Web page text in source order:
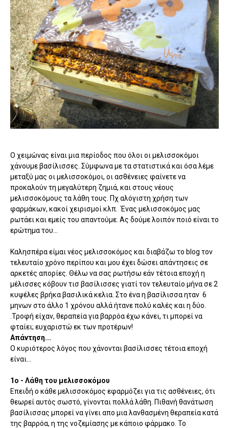
Ο χειμώνας είναι μια περίοδος που όλοι οι μελισσοκόμοι
χάνουμε βασίλισσες. Σύμφωνα με τα στατιστικά και όσα λέμε
μεταξύ μας οι μελισσοκόμοι, οι ασθένειες φαίνετε να
προκαλούν τη μεγαλύτερη ζημιά, και στους νέους
μελισσοκόμους τα λάθη τους. Πχ αλόγιστη χρήση των
φαρμάκων, κακοί χειρισμοί κλπ. Ένας μελισσοκόμος μας
ρωτάει και εμείς του απαντούμε. Ας δούμε λοιπόν ποιό είναι το
ερώτημα του...
Καλησπέρα είμαι νέος μελισσοκόμος και διαβάζω το blog τον
τελευταίο χρόνο περίπου και μου έχει δώσει απάντησεις σε
αρκετές απορίες. Θέλω να σας ρωτήσω εάν τέτοια εποχή η
μέλισσες κόβουν τισ βασίλισσες γιατί τον τελευταίο μήνα σε 2
κυψέλες βρήκα βασιλικά κελια. Στο ένα η βασίλισσα ηταν 6
μηνων στο άλλο 1 χρόνου αλλά ήτανε πολύ καλές και η δύο.
.Τροφή είχαν, θεραπεία για βαρρόα έχω κάνει, τι μπορεί να
φταίει; ευχαριστώ εκ των προτέρων!
Απάντηση...
Ο κυριότερος λόγος που χάνονται βασίλισσες τέτοια εποχή
είναι...
1ο - Λάθη του μελισσοκόμου
Επειδή ο κάθε μελισσοκόμος εφαρμόζει για τις ασθένειες, ότι
θεωρεί αυτός σωστό, γίνονται πολλά λάθη. Πιθανή θανάτωση
βασίλισσας μπορεί να γίνει απο μια λανθασμένη θεραπεία κατά
της βαρρόα, η της νοζεμίασης με κάποιο φάρμακο. Το